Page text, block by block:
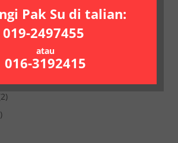
Pak Su di talian:
019-2497455
atau
016-3192415